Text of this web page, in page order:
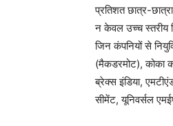
प्रतिशत छात्र-
न केवल उच्च स्तरीय
जिन कंपनियों से
(मैकडरमोट), कोका
ब्रेक्स इंडिया,
सीमेंट, यूनिवर्सल